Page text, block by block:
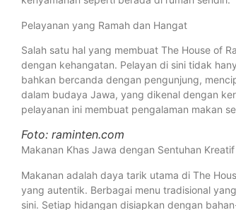
Pelayanan yang Ramah dan Hangat
Salah satu hal yang membuat The House of
dengan kehangatan. Pelayan di sini tidak
bahkan bercanda dengan pengunjung,
dalam budaya Jawa, yang dikenal dengan
pelayanan ini membuat pengalaman makan
Foto: raminten.com
Makanan Khas Jawa dengan Sentuhan Kreatif
Makanan adalah daya tarik utama di The
yang autentik. Berbagai menu tradisional
sini. Setiap hidangan disiapkan dengan